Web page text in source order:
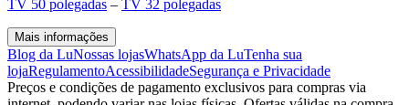
TV 50 polegadas – TV 32 polegadas
Mais informações
Blog da LuNossas lojasWhatsApp da LuTenha sua
lojaRegulamentoAcessibilidadeSegurança e Privacidade
Preços e condições de pagamento exclusivos para compras via